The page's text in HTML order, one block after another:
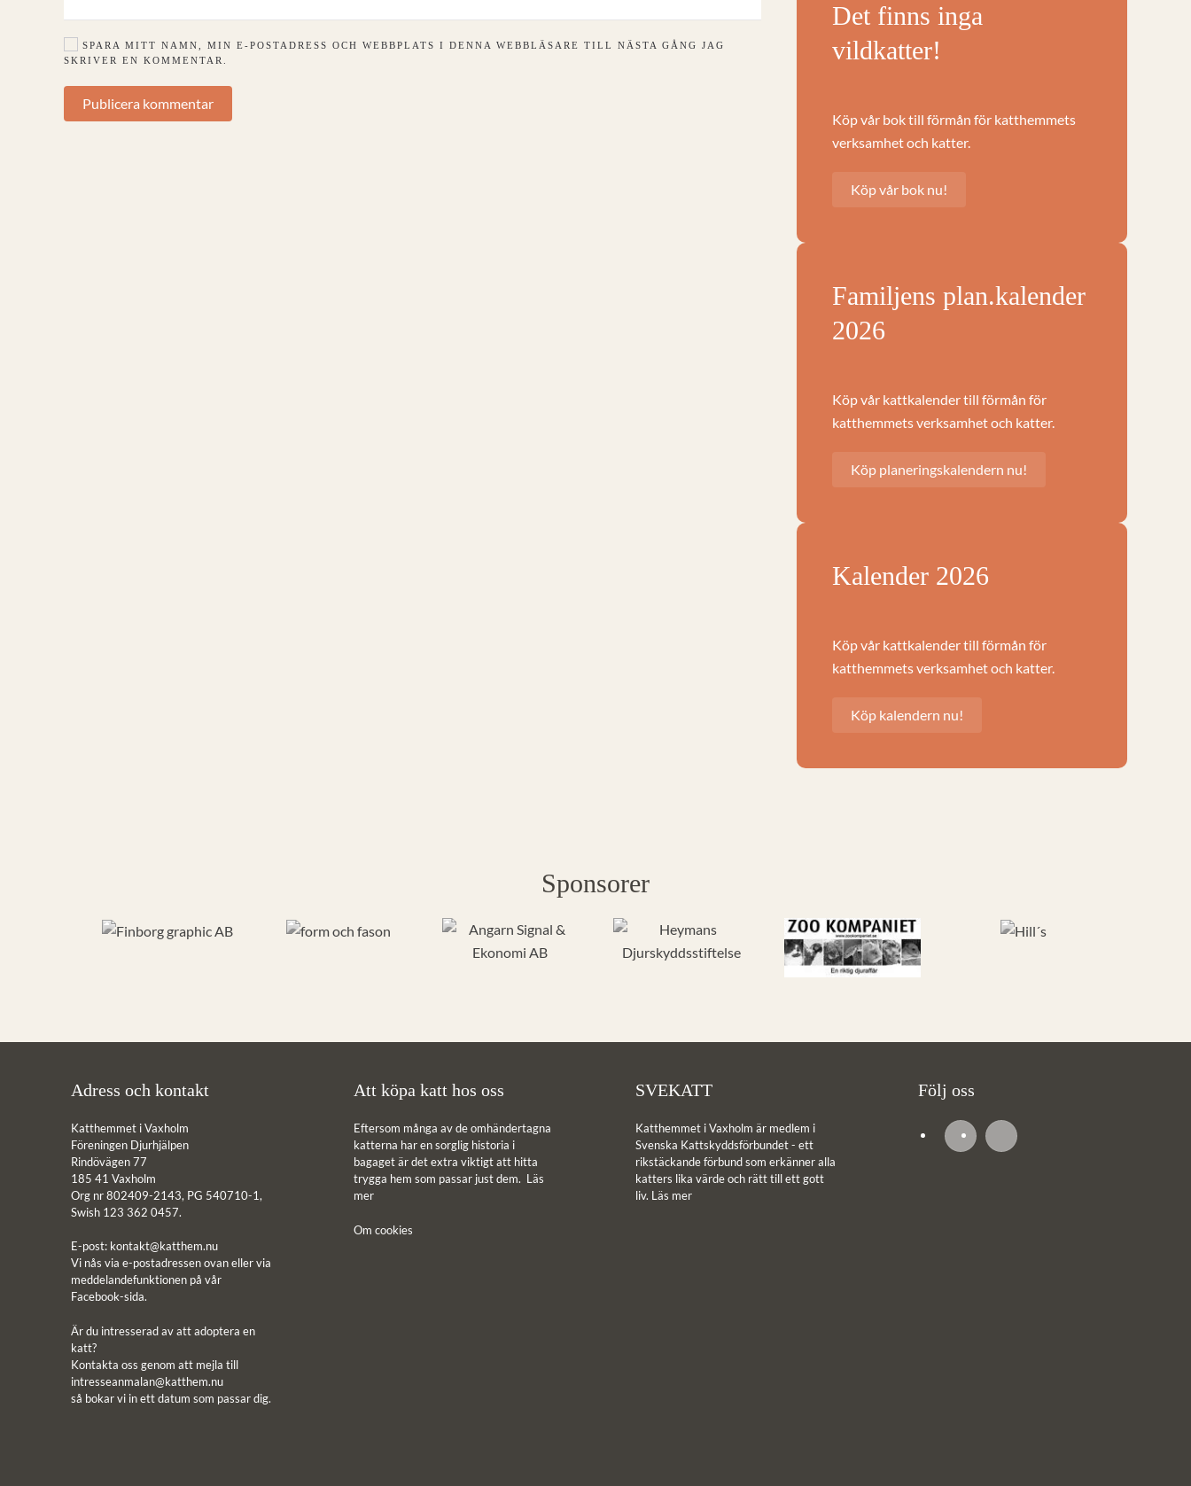
SPARA MITT NAMN, MIN E-POSTADRESS OCH WEBBPLATS I DENNA WEBBLÄSARE TILL NÄSTA GÅNG JAG
SKRIVER EN KOMMENTAR.
Publicera kommentar
Det finns inga
vildkatter!
Köp vår bok till förmån för katthemmets
verksamhet och katter.
Köp vår bok nu!
Familjens plan.kalender
2026
Köp vår kattkalender till förmån för
katthemmets verksamhet och katter.
Köp planeringskalendern nu!
Kalender 2026
Köp vår kattkalender till förmån för
katthemmets verksamhet och katter.
Köp kalendern nu!
Sponsorer
Adress och kontakt
Katthemmet i Vaxholm
Föreningen Djurhjälpen
Rindövägen 77
185 41 Vaxholm
Org nr 802409-2143, PG 540710-1,
Swish 123 362 0457.
E-post: kontakt@katthem.nu
Vi nås via e-postadressen ovan eller via
meddelandefunktionen på vår
Facebook-sida.
Är du intresserad av att adoptera en
katt?
Kontakta oss genom att mejla till
intresseanmalan@katthem.nu
så bokar vi in ett datum som passar dig.
Att köpa katt hos oss
Eftersom många av de omhändertagna
katterna har en sorglig historia i
bagaget är det extra viktigt att hitta
trygga hem som passar just dem. Läs
mer
Om cookies
SVEKATT
Katthemmet i Vaxholm är medlem i
Svenska Kattskyddsförbundet - ett
rikstäckande förbund som erkänner alla
katters lika värde och rätt till ett gott
liv. Läs mer
Följ oss